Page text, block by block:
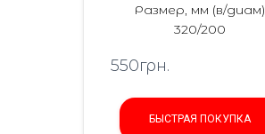
Размер, мм (в/диам)
320/200
550грн.
БЫСТРАЯ ПОКУПКА